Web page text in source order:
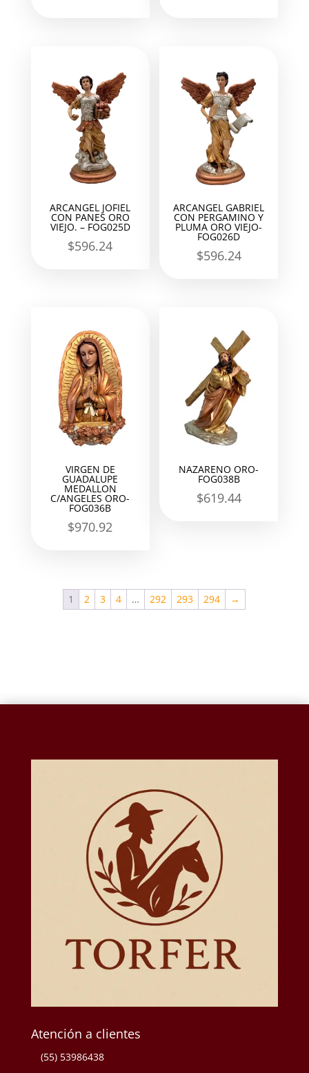
ARCANGEL JOFIEL
CON PANES ORO
VIEJO. – FOG025D
$596.24
ARCANGEL GABRIEL
CON PERGAMINO Y
PLUMA ORO VIEJO-
FOG026D
$596.24
VIRGEN DE
GUADALUPE
MEDALLON
C/ANGELES ORO-
FOG036B
$970.92
NAZARENO ORO-
FOG038B
$619.44
1 2 3 4 … 292 293 294 →
Atención a clientes
(55) 53986438